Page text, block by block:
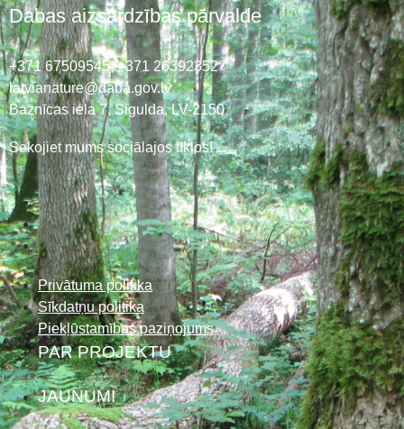
Dabas aizsardzības pārvalde
+371 67509545,+371 26392352
latvianature@daba.gov.lv
Baznīcas iela 7, Sigulda, LV-2150
Sekojiet mums sociālajos tīklos!
Privātuma politika
Sīkdatņu politika
Piekļūstamības paziņojums
PAR PROJEKTU
JAUNUMI